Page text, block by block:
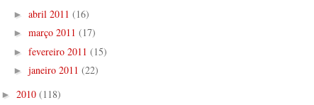
► abril 2011 (16)
► março 2011 (17)
► fevereiro 2011 (15)
► janeiro 2011 (22)
► 2010 (118)